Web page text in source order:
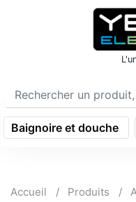
icon menu burger
Baignoire et douche
Accueil Produits